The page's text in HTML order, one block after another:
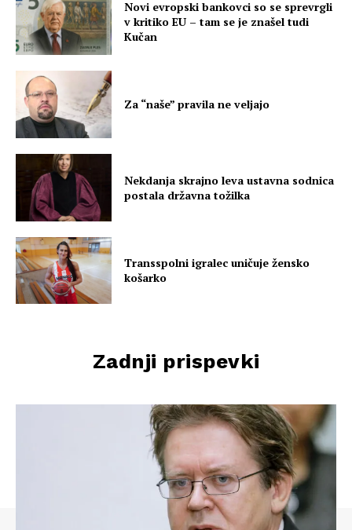
Novi evropski bankovci so se sprevrgli
v kritiko EU – tam se je znašel tudi
Kučan
Za “naše” pravila ne veljajo
Nekdanja skrajno leva ustavna sodnica
postala državna tožilka
Transspolni igralec uničuje žensko
košarko
Zadnji prispevki